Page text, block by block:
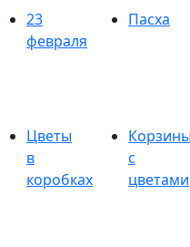
23
февраля
Пасха
Цветы
в
коробках
с
цветами